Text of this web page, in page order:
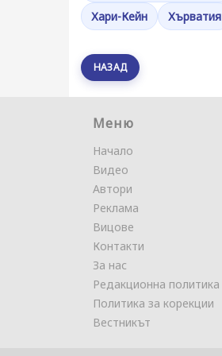
Хари-Кейн Хърватия
НАЗАД
Меню
Начало
Видео
Автори
Реклама
Вицове
Контакти
За нас
Редакционна политика
Политика за корекции
Вестникът